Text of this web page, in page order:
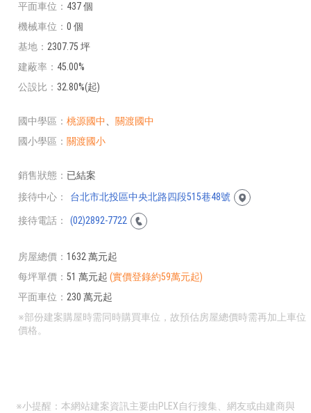
平面車位
437 個
機械車位
0 個
基地
2307.75 坪
建蔽率
45.00%
公設比
32.80%(起)
國中學區 桃源國中
關渡國中
國小學區
關渡國小
銷售狀態
已結案
接待中心
台北市北投區中央北路四段515巷48號
接待電話 (02)2892-7722
房屋總價
1632 萬元起
每坪單價
51 萬元起(實價登錄約59萬元起)
平面車位
230 萬元起
※部份建案購屋時需同時購買車位，故預估房屋總價時需再加上車位
價格。
※小提醒：本網站建案資訊主要由PLEX自行搜集、網友或由建商與